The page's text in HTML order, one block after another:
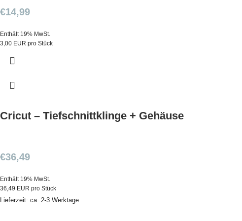
€14,99
Enthält 19% MwSt.
3,00 EUR pro Stück
Cricut – Tiefschnittklinge + Gehäuse
€36,49
Enthält 19% MwSt.
36,49 EUR pro Stück
Lieferzeit: ca. 2-3 Werktage